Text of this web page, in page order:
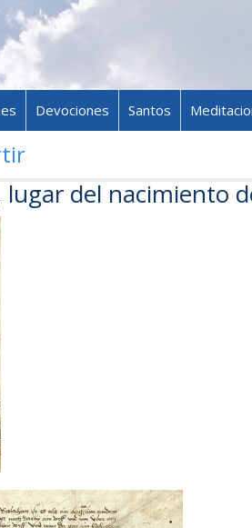
Skip to
Devociones Santos
del nacimiento